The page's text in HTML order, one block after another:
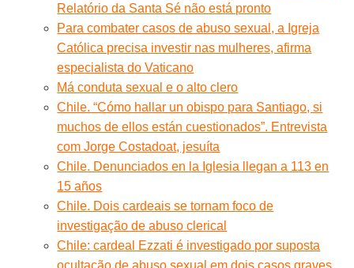
Relatório da Santa Sé não está pronto
Para combater casos de abuso sexual, a Igreja
Católica precisa investir nas mulheres, afirma
especialista do Vaticano
Má conduta sexual e o alto clero
Chile. “Cómo hallar un obispo para Santiago, si
muchos de ellos están cuestionados”. Entrevista
com Jorge Costadoat, jesuíta
Chile. Denunciados en la Iglesia llegan a 113 en
15 años
Chile. Dois cardeais se tornam foco de
investigação de abuso clerical
Chile: cardeal Ezzati é investigado por suposta
ocultação de abuso sexual em dois casos graves